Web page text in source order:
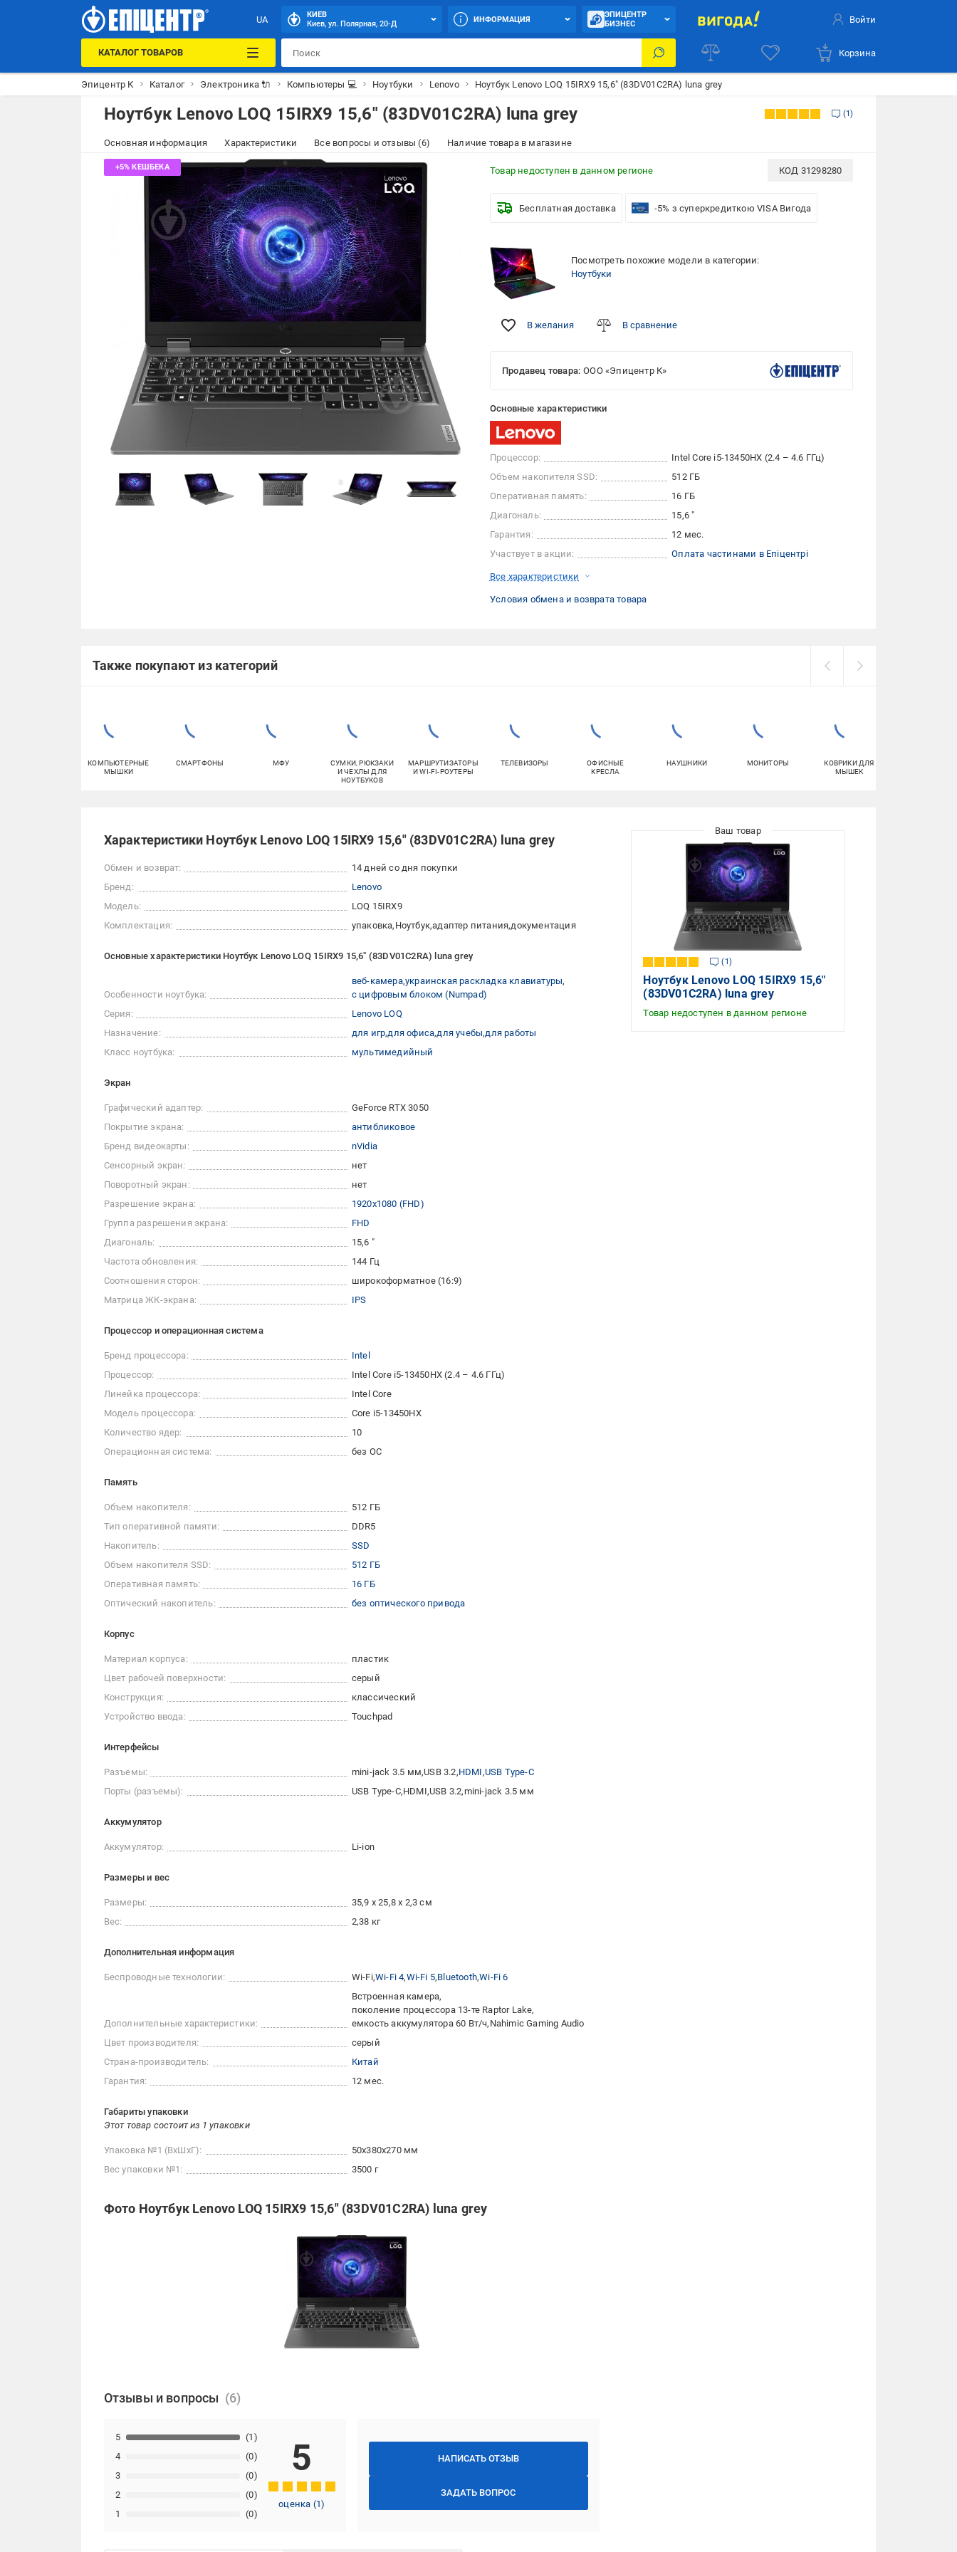
UA
КИЕВ
Киев, ул. Полярная, 20-Д
ИНФОРМАЦИЯ
ЭПИЦЕНТР
БИЗНЕС
Войти
КАТАЛОГ ТОВАРОВ Корзина
Эпицентр К Каталог Электроника 🔌 Компьютеры 💻 Ноутбуки Lenovo Ноутбук Lenovo LOQ 15IRX9 15,6" (83DV01C2RA) luna grey
Ноутбук Lenovo LOQ 15IRX9 15,6" (83DV01C2RA) luna grey 1
Основная информация Характеристики Все вопросы и отзывы (6) Наличие товара в магазине
Товар недоступен в данном регионе КОД 31298280
Бесплатная доставка -5% з суперкредиткою VISA Вигода
Посмотреть похожие модели в категории:
Ноутбуки
В желания В сравнение
Продавец товара: ООО «Эпицентр К»
Основные характеристики
Процессор:
Intel Core i5-13450HX (2.4 – 4.6 ГГц)
Объем накопителя SSD:
512 ГБ
Оперативная память:
16 ГБ
Диагональ:
15,6 "
Гарантия:
12 мес.
Участвует в акции:
Оплата частинами в Епіцентрі
Все характеристики
Условия обмена и возврата товара
Также покупают из категорий
КОМПЬЮТЕРНЫЕ
МЫШКИ
СМАРТФОНЫ МФУ
СУМКИ, РЮКЗАКИ
И ЧЕХЛЫ ДЛЯ
НОУТБУКОВ
МАРШРУТИЗАТОРЫ
И WI-FI-РОУТЕРЫ
ТЕЛЕВИЗОРЫ
ОФИСНЫЕ
КРЕСЛА
НАУШНИКИ МОНИТОРЫ
КОВРИКИ ДЛЯ
МЫШЕК
Характеристики Ноутбук Lenovo LOQ 15IRX9 15,6" (83DV01C2RA) luna grey
Обмен и возврат:
14 дней со дня покупки
Бренд:
Lenovo
Модель:
LOQ 15IRX9
Комплектация:
упаковка Ноутбук адаптер питания документация
Основные характеристики Ноутбук Lenovo LOQ 15IRX9 15,6" (83DV01C2RA) luna grey
Особенности ноутбука:
веб-камера украинская раскладка клавиатуры
с цифровым блоком (Numpad)
Серия:
Lenovo LOQ
Назначение:
для игр для офиса для учебы для работы
Класс ноутбука:
мультимедийный
Экран
Графический адаптер:
GeForce RTX 3050
Покрытие экрана:
антибликовое
Бренд видеокарты:
nVidia
Сенсорный экран:
нет
Поворотный экран:
нет
Разрешение экрана:
1920x1080 (FHD)
Группа разрешения экрана:
FHD
Диагональ:
15,6 "
Частота обновления:
144 Гц
Соотношения сторон:
широкоформатное (16:9)
Матрица ЖК-экрана:
IPS
Процессор и операционная система
Бренд процессора:
Intel
Процессор:
Intel Core i5-13450HX (2.4 – 4.6 ГГц)
Линейка процессора:
Intel Core
Модель процессора:
Core i5-13450HX
Количество ядер:
10
Операционная система:
без ОС
Память
Объем накопителя:
512 ГБ
Тип оперативной памяти:
DDR5
Накопитель:
SSD
Объем накопителя SSD:
512 ГБ
Оперативная память:
16 ГБ
Оптический накопитель:
без оптического привода
Корпус
Материал корпуса:
пластик
Цвет рабочей поверхности:
серый
Конструкция:
классический
Устройство ввода:
Touchpad
Интерфейсы
Разъемы: mini-jack 3.5 мм USB 3.2 HDMI USB Type-C
Порты (разъемы):
USB Type-C HDMI USB 3.2 mini-jack 3.5 мм
Аккумулятор
Аккумулятор: Li-ion
Размеры и вес
Размеры:
35,9 x 25,8 x 2,3 см
Вес:
2,38 кг
Дополнительная информация
Беспроводные технологии: Wi-Fi Wi-Fi 4 Wi-Fi 5 Bluetooth Wi-Fi 6
Дополнительные характеристики:
Встроенная камера
поколение процессора 13-те Raptor Lake
емкость аккумулятора 60 Вт/ч Nahimic Gaming Audio
Цвет производителя:
серый
Страна-производитель:
Китай
Гарантия:
12 мес.
Габариты упаковки
Этот товар состоит из 1 упаковки
Упаковка №1 (ВхШхГ):
50x380x270 мм
Вес упаковки №1:
3500 г
Фото Ноутбук Lenovo LOQ 15IRX9 15,6" (83DV01C2RA) luna grey
Отзывы и вопросы
НАПИСАТЬ ОТЗЫВ
ЗАДАТЬ ВОПРОС
1 (0)
2 (0)
3 (0)
4 (0)
5 (1)
5
оценка (1)
1
Ноутбук Lenovo LOQ 15IRX9 15,6"
(83DV01C2RA) luna grey
Товар недоступен в данном регионе